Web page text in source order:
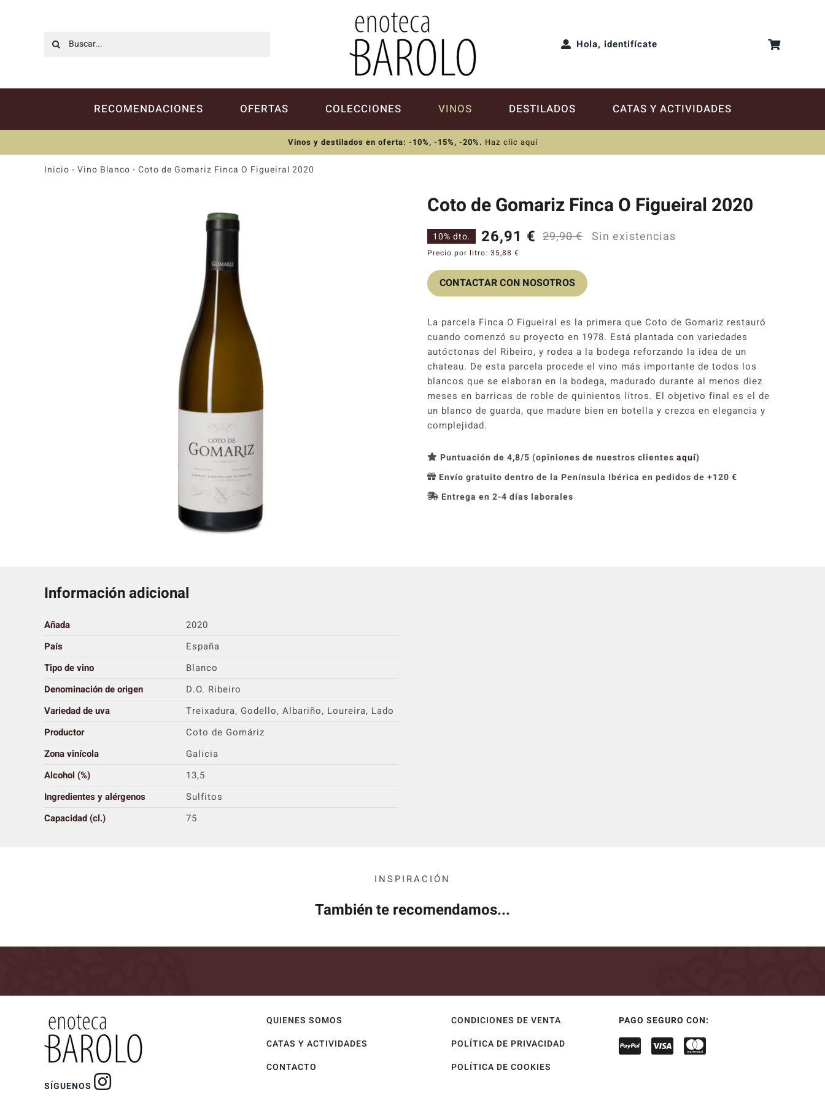
Buscar: Hola, identifícate
RECOMENDACIONES OFERTAS COLECCIONES VINOS DESTILADOS CATAS Y ACTIVIDADES
Vinos y destilados en oferta: -10%, -15%, -20%. Haz clic aquí
Inicio - Vino Blanco - Coto de Gomariz Finca O Figueiral 2020
Coto de Gomariz Finca O Figueiral 2020
29,90€ El
precio
original
29,90 €.
26,91 €
El
precio
actual
26,91 €.
10% dto. Sin existencias
Precio por litro: 35,88 €
CONTACTAR CON NOSOTROS
La parcela Finca O Figueiral es la primera que Coto de Gomariz restauró
cuando comenzó su proyecto en 1978. Está plantada con variedades
autóctonas del Ribeiro, y rodea a la bodega reforzando la idea de un
chateau. De esta parcela procede el vino más importante de todos los
blancos que se elaboran en la bodega, madurado durante al menos diez
meses en barricas de roble de quinientos litros. El objetivo final es el de
un blanco de guarda, que madure bien en botella y crezca en elegancia y
complejidad.
Puntuación de 4,8/5 (opiniones de nuestros clientes aquí)
Envío gratuito dentro de la Península Ibérica en pedidos de +120 €
Entrega en 2-4 días laborales
Información adicional
Añada
2020
País
España
Tipo de vino
Blanco
Denominación de origen
D.O. Ribeiro
Variedad de uva
Treixadura, Godello, Albariño, Loureira, Lado
Productor
Coto de Gomáriz
Zona vinícola
Galicia
Alcohol (%)
13,5
Ingredientes y alérgenos
Sulfitos
Capacidad (cl.)
75
INSPIRACIÓN
También te recomendamos...
SÍGUENOS
QUIENES SOMOS
CATAS Y ACTIVIDADES
CONTACTO
CONDICIONES DE VENTA
POLÍTICA DE PRIVACIDAD
POLÍTICA DE COOKIES
PAGO SEGURO CON: